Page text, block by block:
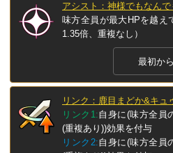
アシスト：神様でもなん
味方全員が最大HPを越え
1.35倍、重複なし）
最初から
リンク：鹿目まどか&キュ
リンク1:自身に(味方全員
(重複あり))効果を付与
リンク2:自身に(味方全員